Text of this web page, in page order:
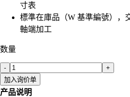
寸表
標準在庫品（W 基準編號），
軸端加工
数量
-
+
加入询价单
产品说明